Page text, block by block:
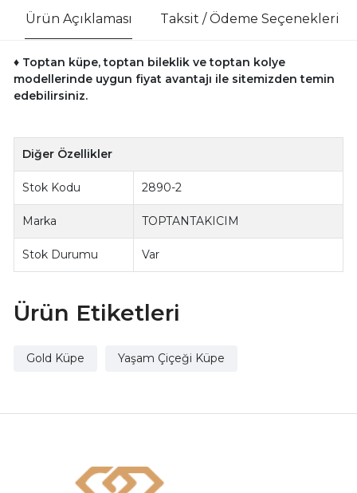
Ürün Açıklaması Taksit / Ödeme Seçenekleri
♦ Toptan küpe, toptan bileklik ve toptan kolye
modellerinde uygun fiyat avantajı ile sitemizden temin
edebilirsiniz.
Diğer Özellikler
Stok Kodu 2890-2
Marka TOPTANTAKICIM
Stok Durumu Var
Ürün Etiketleri
Gold Küpe Yaşam Çiçeği Küpe